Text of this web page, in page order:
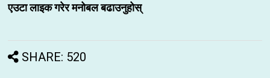
एउटा लाइक गरेर मनोबल बढाउनुहोस्
SHARE: 520